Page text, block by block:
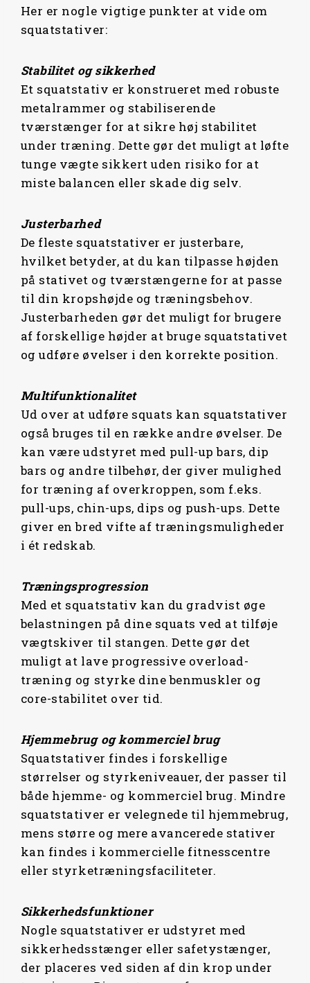
Her er nogle vigtige punkter at vide om
squatstativer:
Stabilitet og sikkerhed
Et squatstativ er konstrueret med robuste
metalrammer og stabiliserende
tværstænger for at sikre høj stabilitet
under træning. Dette gør det muligt at løfte
tunge vægte sikkert uden risiko for at
miste balancen eller skade dig selv.
Justerbarhed
De fleste squatstativer er justerbare,
hvilket betyder, at du kan tilpasse højden
på stativet og tværstængerne for at passe
til din kropshøjde og træningsbehov.
Justerbarheden gør det muligt for brugere
af forskellige højder at bruge squatstativet
og udføre øvelser i den korrekte position.
Multifunktionalitet
Ud over at udføre squats kan squatstativer
også bruges til en række andre øvelser. De
kan være udstyret med pull-up bars, dip
bars og andre tilbehør, der giver mulighed
for træning af overkroppen, som f.eks.
pull-ups, chin-ups, dips og push-ups. Dette
giver en bred vifte af træningsmuligheder
i ét redskab.
Træningsprogression
Med et squatstativ kan du gradvist øge
belastningen på dine squats ved at tilføje
vægtskiver til stangen. Dette gør det
muligt at lave progressive overload-
træning og styrke dine benmuskler og
core-stabilitet over tid.
Hjemmebrug og kommerciel brug
Squatstativer findes i forskellige
størrelser og styrkeniveauer, der passer til
både hjemme- og kommerciel brug. Mindre
squatstativer er velegnede til hjemmebrug,
mens større og mere avancerede stativer
kan findes i kommercielle fitnesscentre
eller styrketræningsfaciliteter.
Sikkerhedsfunktioner
Nogle squatstativer er udstyret med
sikkerhedsstænger eller safetystænger,
der placeres ved siden af din krop under